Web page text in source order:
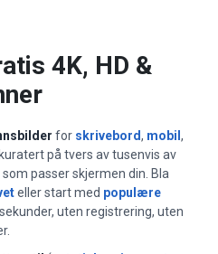
4K, HD &
for skrivebord, mobil ,
på tvers av tusenvis av
passer skjermen din. Bla
eller start med populære
sekunder, uten registrering, uten